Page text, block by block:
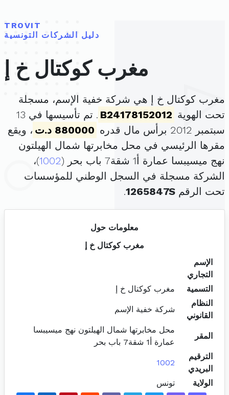
TROVIT
دليل الشركات التونسية
مغرب كوكتال خ إ
مغرب كوكتال خ إ هي شركة خفية الإسم، مسجلة
تحت الهوية B24178152012
. تم تأسيسها في 13
سبتمبر 2012 برأس مال قدره
880000 د.ت
، ويقع
مقرها الرئيسي في محل مخابرتها شمال الهيلتون
نهج ميسيبسا عمارة أ1 شقة7 باب بحر (
1002)،
الشركة مسجلة في السجل الوطني للمؤسسات
تحت الرقم 1265847S
.
معلومات حول
مغرب كوكتال خ إ
الإسم
التجاري
التسمية
مغرب كوكتال خ إ
النظام
القانوني
شركة خفية الإسم
المقر
محل مخابرتها شمال الهيلتون نهج ميسيبسا
عمارة أ1 شقة7 باب بحر
الترقيم
البريدي
1002
الولاية تونس